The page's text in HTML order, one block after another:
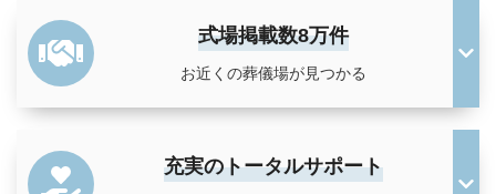
相続 お墓・納骨
葬儀
家族葬 火葬式
式場掲載数8万件
お近くの葬儀場が見つかる
充実のトータルサポート